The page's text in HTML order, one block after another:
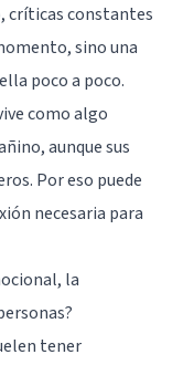
críticas constantes
sino una
poco a poco.
como algo
aunque sus
Por eso puede
necesaria para
la
tener